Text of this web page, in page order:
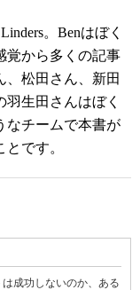
。Benはぼく
覚から多くの記事
、松田さん、新田
生田さんはぼく
なチームで本書が
です。
成功しないのか、ある